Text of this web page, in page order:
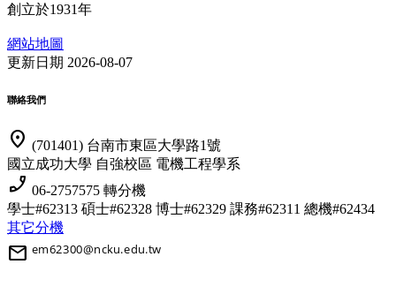
創立於1931年
網站地圖
更新日期 2026-08-07
聯絡我們
location_on (701401) 台南市東區大學路1號
國立成功大學 自強校區 電機工程學系
phone_enabled 06-2757575 轉分機
學士#62313 碩士#62328 博士#62329 課務#62311 總機#62434
其它分機
mail